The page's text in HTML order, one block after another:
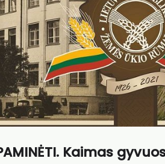
PAMINĖTI. Kaimas